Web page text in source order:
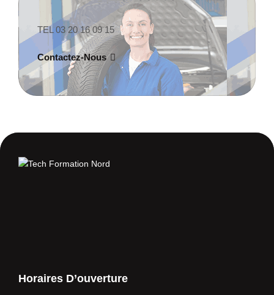
TEL 03 20 16 09 15
Contactez-Nous
Horaires D’ouverture